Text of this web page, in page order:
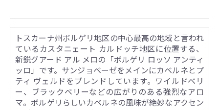
トスカーナ州ボルゲリ地区の中心最高の地域と言われ
ているカスタニェート カルドッチ地区に位置する、
新鋭グアード アル メロの「ボルゲリ ロッソ アンティ
ッロ」です。サンジョベーゼをメインにカベルネとプ
ティ ヴェルドをブレンドしています。ワイルドベリ
ー、ブラックベリーなどの広がりのある強烈なアロ
マ。ボルゲリらしいカベルネの風味が絶妙なアクセン